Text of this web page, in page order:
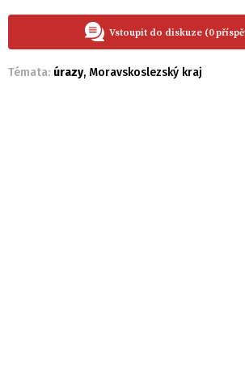
Vstoupit do diskuze (0
Témata: úrazy, Moravskoslezský kraj